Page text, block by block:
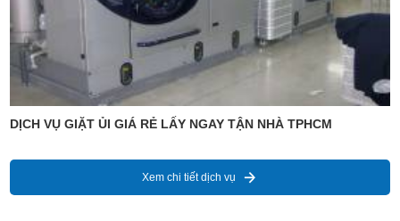
DỊCH VỤ GIẶT ỦI GIÁ RẺ LẤY NGAY TẬN NHÀ TPHCM
Xem chi tiết dịch vụ